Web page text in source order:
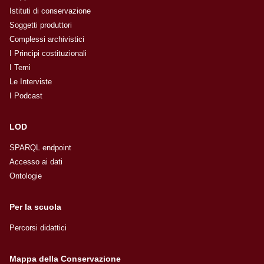
Unità archivistica: Fascismo a Crevalcore
Unità archivistica: "Documenti sulla Camera
del lavoro di Bologna"
Istituti di conservazione
Soggetti produttori
Complessi archivistici
I Principi costituzionali
I Temi
Le Interviste
I Podcast
LOD
SPARQL endpoint
Accesso ai dati
Ontologie
Per la scuola
Percorsi didattici
Mappa della Conservazione